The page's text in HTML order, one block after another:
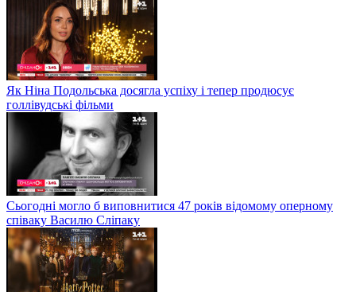
Як Ніна Подольська досягла успіху і тепер продюсує
голлівудські фільми
Сьогодні могло б виповнитися 47 років відомому оперному
співаку Василю Сліпаку